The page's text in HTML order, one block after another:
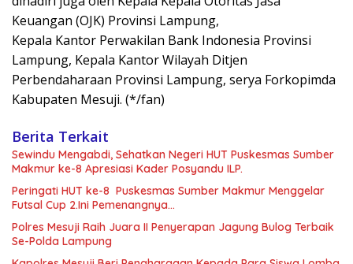
Keuangan (OJK) Provinsi Lampung,
Kepala Kantor Perwakilan Bank Indonesia Provinsi
Lampung, Kepala Kantor Wilayah Ditjen
Perbendaharaan Provinsi Lampung, serya Forkopimda
Kabupaten Mesuji. (*/fan)
Berita Terkait
Sewindu Mengabdi, Sehatkan Negeri HUT Puskesmas Sumber
Makmur ke-8 Apresiasi Kader Posyandu ILP.
Peringati HUT ke-8 Puskesmas Sumber Makmur Menggelar
Futsal Cup 2.Ini Pemenangnya…
Polres Mesuji Raih Juara II Penyerapan Jagung Bulog Terbaik
Se-Polda Lampung